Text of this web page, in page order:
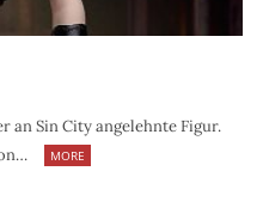
an Sin City angelehnte Figur.
MORE